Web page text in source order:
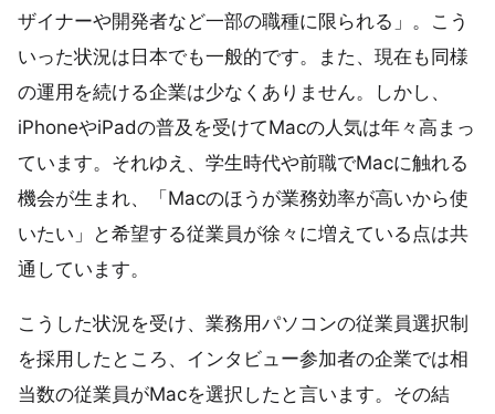
ザイナーや開発者など一部の職種に限られる」。こう
いった状況は日本でも一般的です。また、現在も同様
の運用を続ける企業は少なくありません。しかし、
iPhoneやiPadの普及を受けてMacの人気は年々高まっ
ています。それゆえ、学生時代や前職でMacに触れる
機会が生まれ、「Macのほうが業務効率が高いから使
いたい」と希望する従業員が徐々に増えている点は共
通しています。
こうした状況を受け、業務用パソコンの従業員選択制
を採用したところ、インタビュー参加者の企業では相
当数の従業員がMacを選択したと言います。その結